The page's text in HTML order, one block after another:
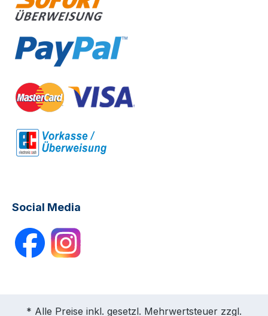
Social Media
* Alle Preise inkl. gesetzl. Mehrwertsteuer zzgl.